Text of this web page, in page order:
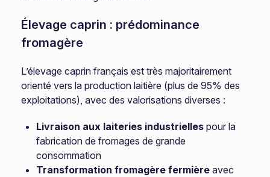
Élevage caprin : prédominance
fromagère
L’élevage caprin français est très majoritairement
orienté vers la production laitière (plus de 95% des
exploitations), avec des valorisations diverses :
Livraison aux laiteries industrielles pour la
fabrication de fromages de grande
consommation
Transformation fromagère fermière avec